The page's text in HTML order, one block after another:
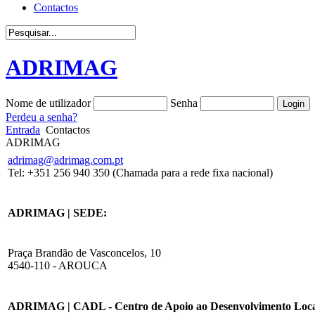
Contactos
ADRIMAG
Nome de utilizador
Senha
Perdeu a senha?
Entrada Contactos
ADRIMAG
adrimag@adrimag.com.pt
Tel: +351 256 940 350 (Chamada para a rede fixa nacional)
ADRIMAG | SEDE:
Praça Brandão de Vasconcelos, 10
4540-110 - AROUCA
ADRIMAG | CADL - Centro de Apoio ao Desenvolvimento